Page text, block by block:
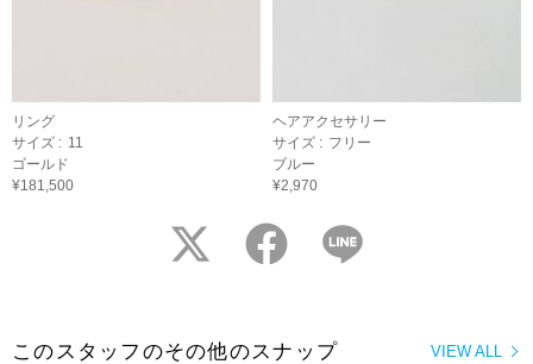
リング
サイズ : 11
ゴールド
¥181,500
ヘアアクセサリー
サイズ : フリー
ブルー
¥2,970
twitter facebook
VIEW ALL
このスタッフのその他のスナップ